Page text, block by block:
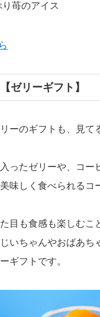
苺のアイス
ゼリーギフト】
ーのギフトも、見て
ったゼリーや、コー
味しく食べられるコ
目も食感も楽しむこ
いちゃんやおばあち
ギフトです。